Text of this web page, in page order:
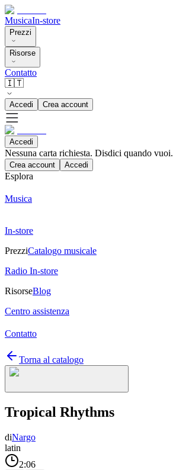
MusicaIn-store
Prezzi
Risorse
Contatto
🇮🇹
Accedi Crea account
Accedi
Nessuna carta richiesta. Disdici quando vuoi.
Crea account Accedi
Esplora
Musica
In-store
PrezziCatalogo musicale
Radio In-store
RisorseBlog
Centro assistenza
Contatto
Torna al catalogo
Tropical Rhythms
diNargo
latin
2:06